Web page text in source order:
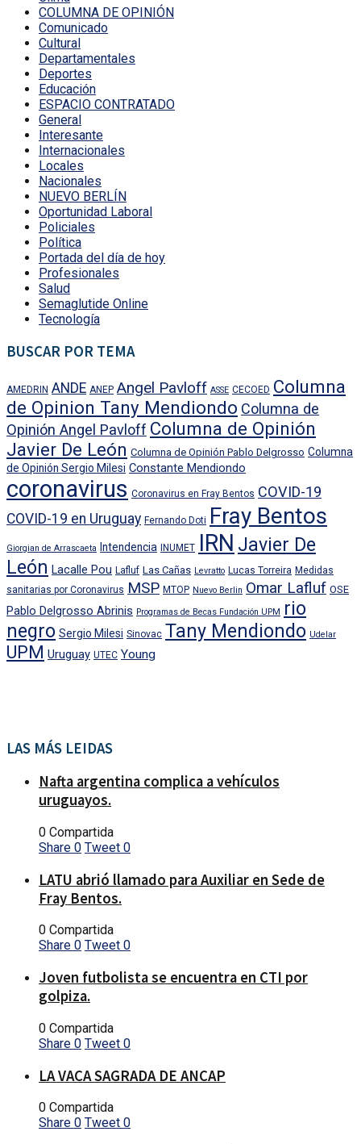
COLUMNA DE OPINIÓN
Comunicado
Cultural
Departamentales
Deportes
Educación
ESPACIO CONTRATADO
General
Interesante
Internacionales
Locales
Nacionales
NUEVO BERLÍN
Oportunidad Laboral
Policiales
Política
Portada del día de hoy
Profesionales
Salud
Semaglutide Online
Tecnología
BUSCAR POR TEMA
AMEDRIN ANDE ANEP Angel Pavloff ASSE CECOED Columna
de Opinion Tany Mendiondo Columna de
Opinión Angel Pavloff Columna de Opinión
Javier De León Columna de Opinión Pablo Delgrosso Columna
de Opinión Sergio Milesi Constante Mendiondo
coronavirus Coronavirus en Fray Bentos COVID-19
COVID-19 en Uruguay Fernando Doti Fray Bentos
Giorgian de Arrascaeta Intendencia INUMET IRN Javier De
León Lacalle Pou Lafluf Las Cañas Levratto Lucas Torreira Medidas
sanitarias por Coronavirus MSP MTOP Nuevo Berlin Omar Lafluf OSE
Pablo Delgrosso Abrinis Programas de Becas Fundación UPM rio
negro Sergio Milesi Sinovac Tany Mendiondo Udelar
UPM Uruguay UTEC Young
LAS MÁS LEIDAS
Nafta argentina complica a vehículos
uruguayos.
0 Compartida
Share 0 Tweet 0
LATU abrió llamado para Auxiliar en Sede de
Fray Bentos.
0 Compartida
Share 0 Tweet 0
Joven futbolista se encuentra en CTI por
golpiza.
0 Compartida
Share 0 Tweet 0
LA VACA SAGRADA DE ANCAP
0 Compartida
Share 0 Tweet 0